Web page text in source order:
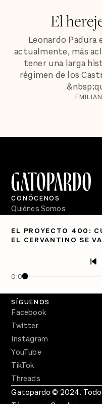
El
Leonardo Padura
actualmente, más
tener una larga
régimen de los
EL PROYECTO 400:
EL CERVANTINO SE VA
0:00
CONÓCENOS
Quiénes Somos
PÓDCASTS
Crecer en Distopía
SÍGUENOS
Facebook
Twitter
Instagram
YouTube
TikTok
Threads
Gatopardo © 2024.